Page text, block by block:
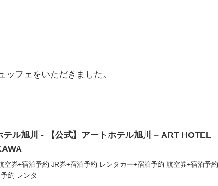
フェをいただきました。
テル旭川 - 【公式】アートホテル旭川 – ART HOTEL
空券+宿泊予約 JR券+宿泊予約 レンタカー+宿泊予約 航空券+宿泊予約
約 レンタ